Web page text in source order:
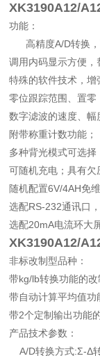
XK3190A12/
功能：
高精度A/D转换，
调用内码显示方便，
特殊的软件技术，增
零位跟踪范围、置零
数字滤波的速度、幅
附带称重计数功能；
多种背光模式可选择
可随机充电；具有欠
随机配置6V/4AH免
选配RS-232通讯口
选配20mA电流环大
XK3190A12/
非标改制型品种：
带kg/lb转换功能的改
带自动计算平均值功
带2个定制输出功能
产品技术参数：
A/D转换方式:Σ-Δ